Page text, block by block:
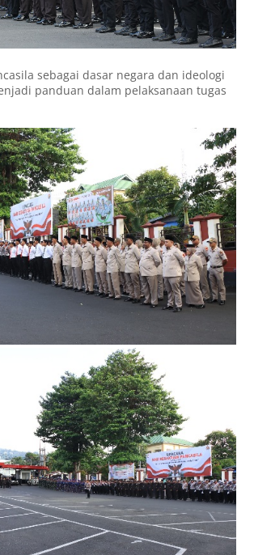
sebagai dasar negara dan ideologi
panduan dalam pelaksanaan tugas